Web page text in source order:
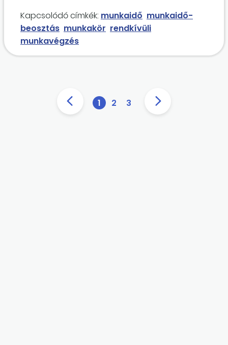
Kapcsolódó címkék: munkaidő munkaidő-
beosztás munkakör rendkívüli
munkavégzés
1 2 3